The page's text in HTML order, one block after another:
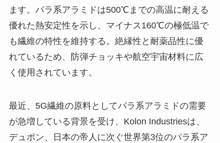
ます。パラ系アラミドは500℃までの高温に耐える
優れた熱安定性を示し、マイナス160℃の極低温で
も繊維の特性を維持する。絶縁性と耐薬品性に優
れているため、防弾チョッキや航空宇宙材料に広
く使用されています。
最近、5G繊維の原料としてパラ系アラミドの需要
が急増している背景を受け、Kolon Industriesは、
デュポン、日本の帝人に次ぐ世界第3位のパラ系ア